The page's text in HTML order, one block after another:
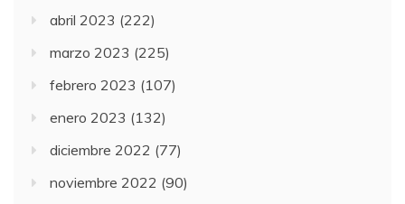
abril 2023 (222)
marzo 2023 (225)
febrero 2023 (107)
enero 2023 (132)
diciembre 2022 (77)
noviembre 2022 (90)